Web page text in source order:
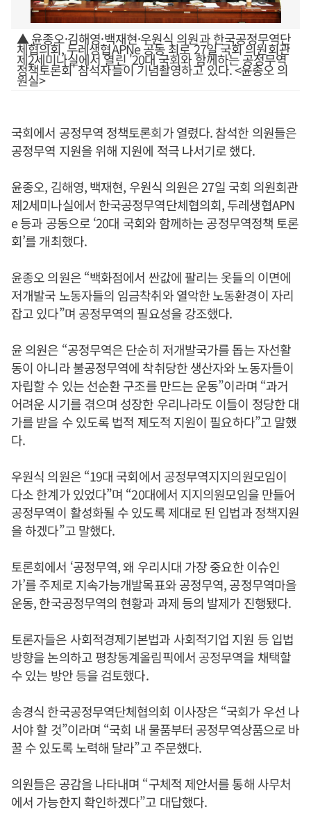
▲ 윤종오·김해영·백재현·우원식 의원과 한국공정무역단
체협의회, 두레생협APNe 공동 최로 27일 국회 의원회관
제2세미나실에서 열린 '20대 국회와 함께하는 공정무역
정책토론회' 참석자들이 기념촬영하고 있다. <윤종오 의
원실>
국회에서 공정무역 정책토론회가 열렸다. 참석한 의원들은
공정무역 지원을 위해 지원에 적극 나서기로 했다.
윤종오, 김해영, 백재현, 우원식 의원은 27일 국회 의원회관
제2세미나실에서 한국공정무역단체협의회, 두레생협APN
e 등과 공동으로 ‘20대 국회와 함께하는 공정무역정책 토론
회’를 개최했다.
윤종오 의원은 “백화점에서 싼값에 팔리는 옷들의 이면에
저개발국 노동자들의 임금착취와 열악한 노동환경이 자리
잡고 있다”며 공정무역의 필요성을 강조했다.
윤 의원은 “공정무역은 단순히 저개발국가를 돕는 자선활
동이 아니라 불공정무역에 착취당한 생산자와 노동자들이
자립할 수 있는 선순환 구조를 만드는 운동”이라며 “과거
어려운 시기를 겪으며 성장한 우리나라도 이들이 정당한 대
가를 받을 수 있도록 법적 제도적 지원이 필요하다”고 말했
다.
우원식 의원은 “19대 국회에서 공정무역지지의원모임이
다소 한계가 있었다”며 “20대에서 지지의원모임을 만들어
공정무역이 활성화될 수 있도록 제대로 된 입법과 정책지원
을 하겠다”고 말했다.
토론회에서 ‘공정무역, 왜 우리시대 가장 중요한 이슈인
가’를 주제로 지속가능개발목표와 공정무역, 공정무역마을
운동, 한국공정무역의 현황과 과제 등의 발제가 진행됐다.
토론자들은 사회적경제기본법과 사회적기업 지원 등 입법
방향을 논의하고 평창동계올림픽에서 공정무역을 채택할
수 있는 방안 등을 검토했다.
송경식 한국공정무역단체협의회 이사장은 “국회가 우선 나
서야 할 것”이라며 “국회 내 물품부터 공정무역상품으로 바
꿀 수 있도록 노력해 달라”고 주문했다.
의원들은 공감을 나타내며 “구체적 제안서를 통해 사무처
에서 가능한지 확인하겠다”고 대답했다.